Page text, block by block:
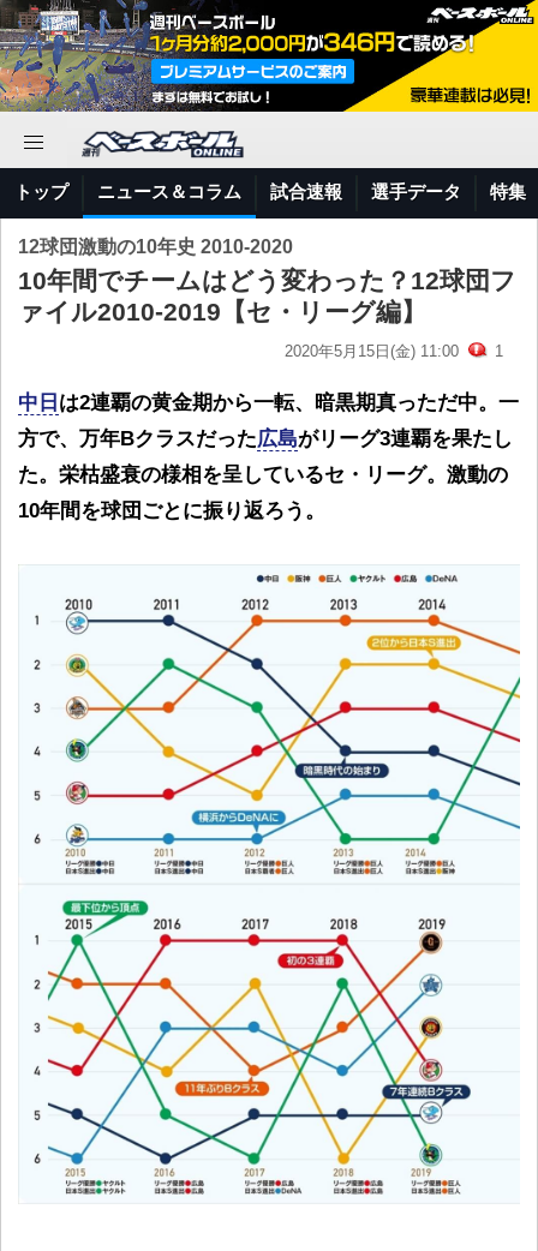
トップ ニュース＆コラム 試合速報 選手データ 特集
12球団激動の10年史 2010-2020
10年間でチームはどう変わった？12球団フ
ァイル2010-2019【セ・リーグ編】
2020年5月15日(金) 11:00 1
中日 は2連覇の黄金期から一転、暗黒期真っただ中。一
方で、万年Bクラスだった広島がリーグ3連覇を果たし
た。栄枯盛衰の様相を呈しているセ・リーグ。激動の
10年間を球団ごとに振り返ろう。